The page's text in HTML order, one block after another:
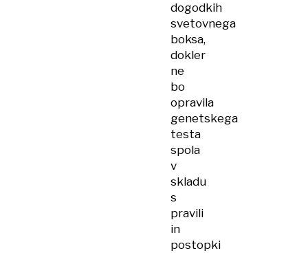
dogodkih
svetovnega
boksa,
dokler
ne
bo
opravila
genetskega
testa
spola
v
skladu
s
pravili
in
postopki